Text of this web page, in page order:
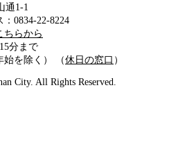
通1-1
0834-22-8224
ちらから
分まで
始を除く） （休日の窓口 ）
City. All Rights Reserved.